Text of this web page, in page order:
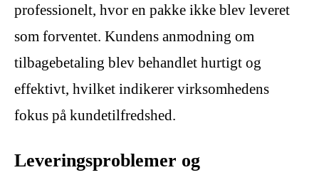
professionelt, hvor en pakke ikke blev leveret
som forventet. Kundens anmodning om
tilbagebetaling blev behandlet hurtigt og
effektivt, hvilket indikerer virksomhedens
fokus på kundetilfredshed.
Leveringsproblemer og